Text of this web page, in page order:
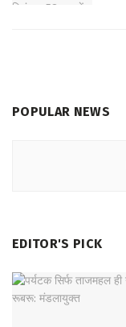
POPULAR NEWS
EDITOR'S PICK